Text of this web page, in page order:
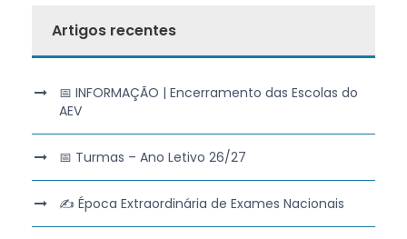
Artigos recentes
📅 INFORMAÇÃO | Encerramento das Escolas do
AEV
📅 Turmas – Ano Letivo 26/27
✍️ Época Extraordinária de Exames Nacionais